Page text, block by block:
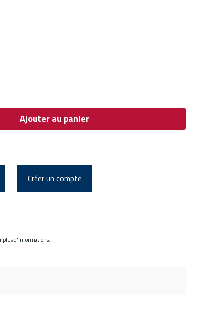
Ajouter au panier
Créer un compte
plus d'informations.